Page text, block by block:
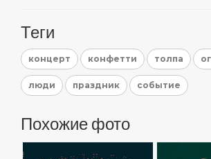
Теги
концерт конфетти толпа
люди праздник событие
Похожие фото